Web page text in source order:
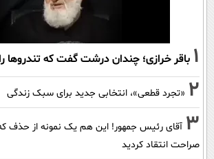
1 باقر خرازی؛ چندان درشت گفت که تندروها
2 «تجرد قطعی»، انتخابی جدید برای سبک زندگی
3 آقای رئیس جمهور! این هم یک نمونه از حذف
صراحت انتقاد کردید